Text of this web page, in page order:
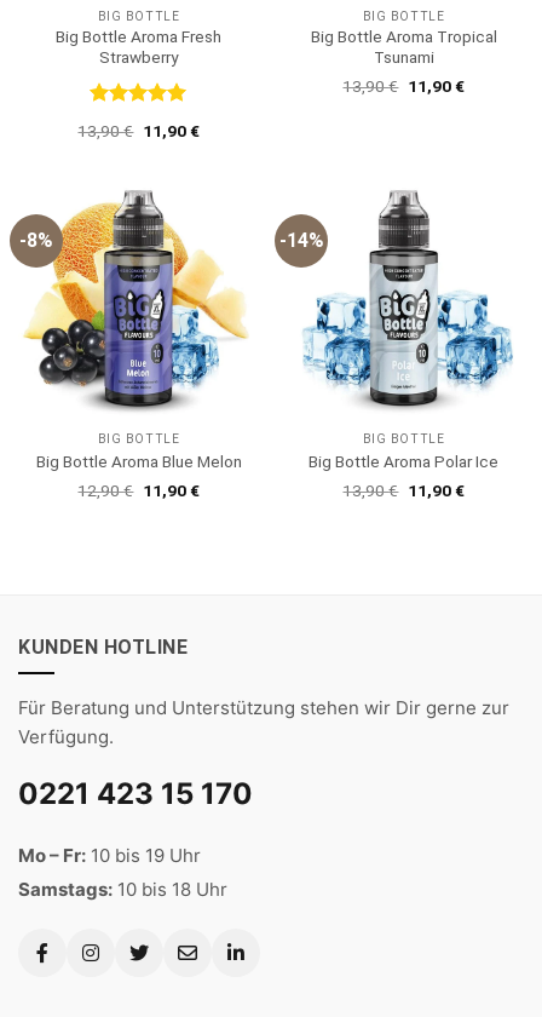
BIG BOTTLE
Big Bottle Aroma Fresh
Strawberry
mit 5 von
13,90€ Ursprünglicher
Preis
11,90€Aktueller
BIG BOTTLE
Big Bottle Aroma Tropical
Tsunami
13,90€ Ursprünglicher
Preis
11,90€Aktueller
-8%
BIG BOTTLE
Big Bottle Aroma Blue Melon
12,90€ Ursprünglicher
Preis
11,90€Aktueller
-14%
BIG BOTTLE
Big Bottle Aroma Polar Ice
13,90€ Ursprünglicher
Preis
11,90€Aktueller
KUNDEN HOTLINE
Für Beratung und Unterstützung stehen wir Dir gerne zur
Verfügung.
0221 423 15 170
Mo – Fr: 10 bis 19 Uhr
Samstags: 10 bis 18 Uhr